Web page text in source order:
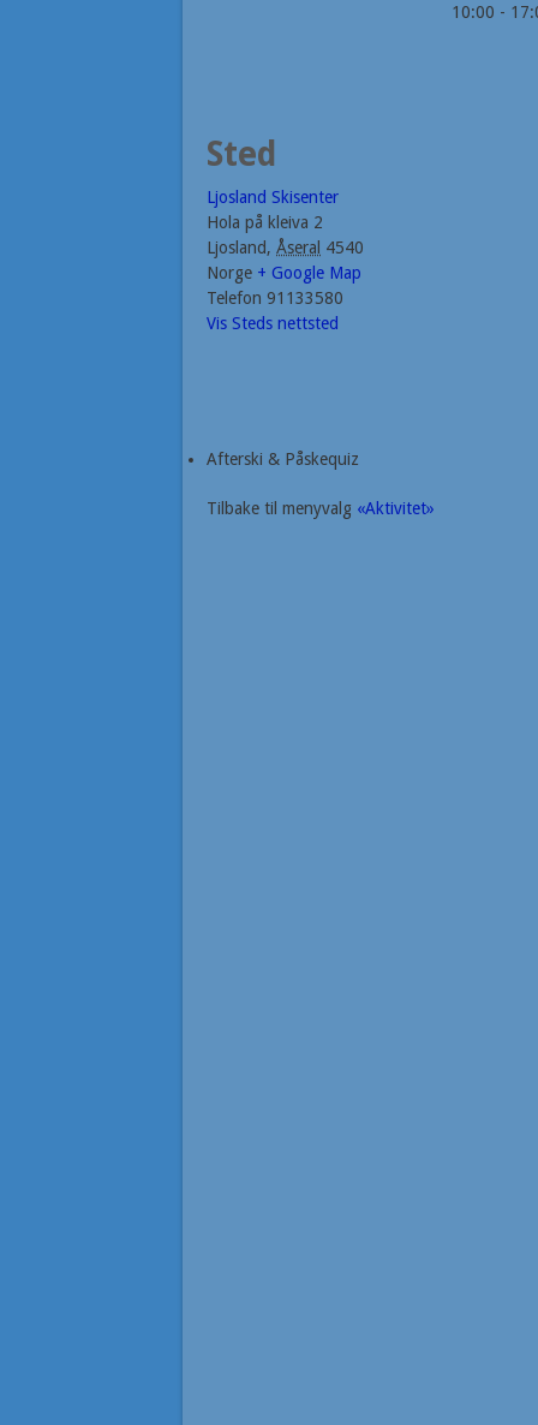
10:00 -
Sted
Ljosland Skisenter
Hola på kleiva 2
Ljosland, Åseral 4540
Norge + Google Map
Telefon 91133580
Vis Steds nettsted
Afterski & Påskequiz
Tilbake til menyvalg «Aktivitet»